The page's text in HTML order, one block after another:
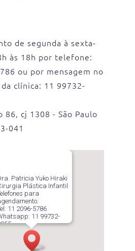
de segunda à sexta-
às 18h por telefone:
ou por mensagem no
clínica: 11 99732-
86, cj 1308 - São Paulo
041
Patricia Yuko Hiraki
Plástica Infantil
para
11 2096-5786
11 99732-
R. Cubatão 86, cj 1308 –
13º andar – Paraíso
São Paulo – SP, 04013-